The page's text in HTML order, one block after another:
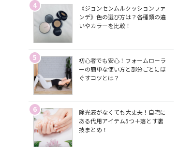
4
《ジョンセンムルクッションファ
ンデ》色の選び方は？各種類の違
いやカラーを比較！
5
初心者でも安心！フォームローラ
ーの簡単な使い方と部分ごとにほ
ぐすコツとは？
6
除光液がなくても大丈夫！自宅に
ある代用アイテム5つ＋落とす裏
技まとめ！